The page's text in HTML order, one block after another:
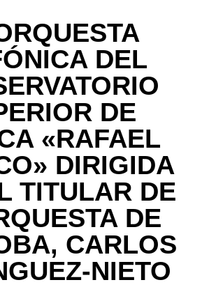
DEL
DE
«RAFAEL
DIRIGIDA
TITULAR DE
DE
CARLOS
NIETO